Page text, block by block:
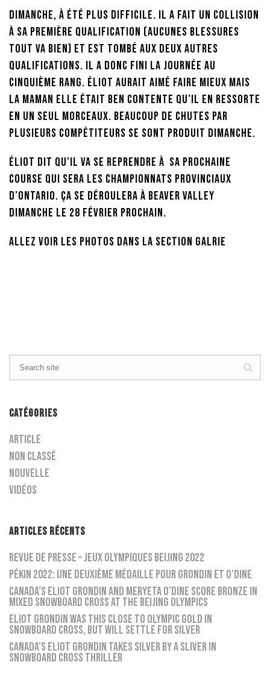
Dimanche, à été plus difficile. Il a fait un collision
à sa première qualification (aucunes blessures
tout va bien) et est tombé aux deux autres
qualifications. Il a donc fini la journée au
cinquième rang. Éliot aurait aimé faire mieux mais
la maman elle était ben contente qu’il en ressorte
en un seul morceaux. Beaucoup de chutes par
plusieurs compétiteurs se sont produit dimanche.
Éliot dit qu’il va se reprendre à sa prochaine
course qui sera les championnats provinciaux
d’Ontario. Ça se déroulera à Beaver Valley
dimanche le 28 février prochain.
Allez voir les photos dans la section Galrie
CATÉGORIES
Article
Non classé
Nouvelle
Vidéos
ARTICLES RÉCENTS
Revue de presse – Jeux Olympiques Beijing 2022
Pékin 2022: une deuxième médaille pour Grondin et O’Dine
Canada’s Eliot Grondin and Meryeta O’Dine score bronze in
mixed snowboard cross at the Beijing Olympics
Eliot Grondin was this close to Olympic gold in
snowboard cross, but will settle for silver
Canada’s Eliot Grondin takes silver by a sliver in
snowboard cross thriller